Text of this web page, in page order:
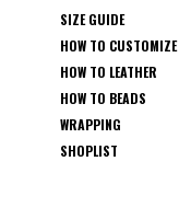
SIZE GUIDE
HOW TO CUSTOMIZE
HOW TO LEATHER
HOW TO BEADS
WRAPPING
SHOPLIST